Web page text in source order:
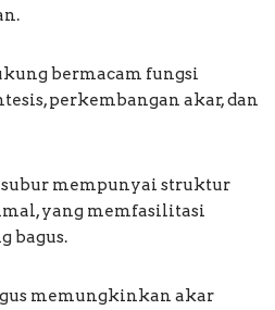
bermacam fungsi
perkembangan akar, dan
mempunyai struktur
yang memfasilitasi
bagus.
memungkinkan akar